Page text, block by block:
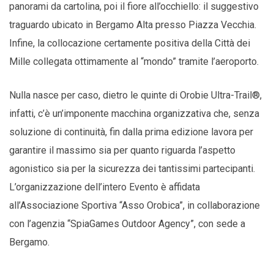
panorami da cartolina, poi il fiore all’occhiello: il suggestivo
traguardo ubicato in Bergamo Alta presso Piazza Vecchia.
Infine, la collocazione certamente positiva della Città dei
Mille collegata ottimamente al “mondo” tramite l’aeroporto.
Nulla nasce per caso, dietro le quinte di Orobie Ultra-Trail®,
infatti, c’è un’imponente macchina organizzativa che, senza
soluzione di continuità, fin dalla prima edizione lavora per
garantire il massimo sia per quanto riguarda l’aspetto
agonistico sia per la sicurezza dei tantissimi partecipanti.
L’organizzazione dell’intero Evento è affidata
all’Associazione Sportiva “Asso Orobica”, in collaborazione
con l’agenzia “SpiaGames Outdoor Agency”, con sede a
Bergamo.